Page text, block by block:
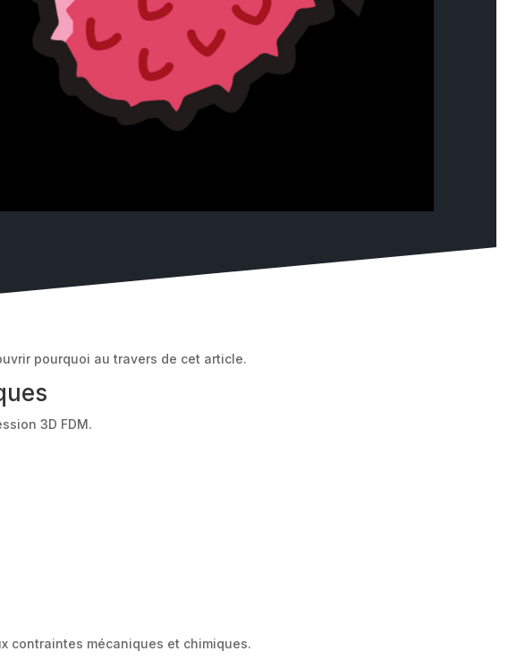
pourquoi au travers de cet article.
3D FDM.
contraintes mécaniques et chimiques.